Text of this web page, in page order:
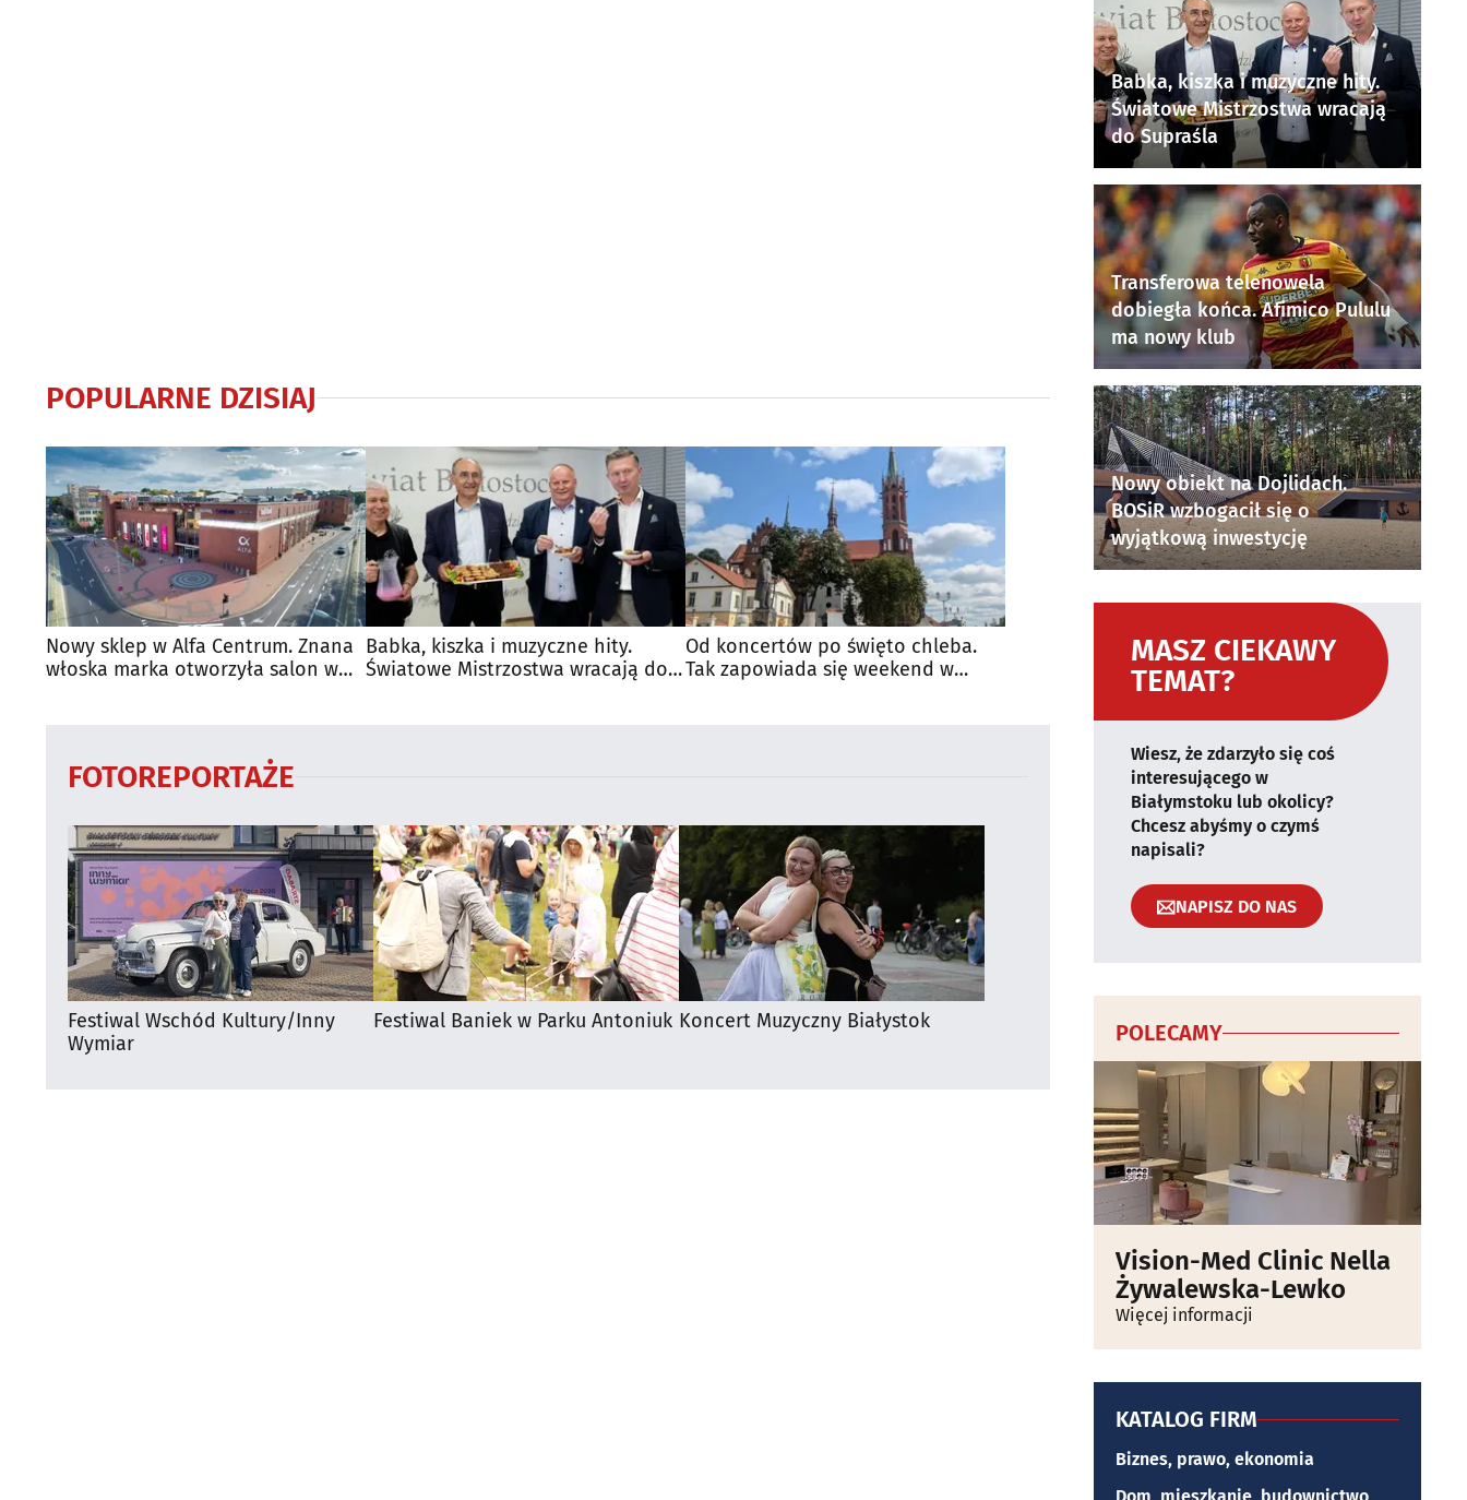
POPULARNE DZISIAJ
Nowy sklep w Alfa Centrum. Znana
włoska marka otworzyła salon w
Babka, kiszka i muzyczne hity.
Światowe Mistrzostwa wracają do
Od koncertów po święto chleba.
Tak zapowiada się weekend w
FOTOREPORTAŻE
Festiwal Wschód Kultury/Inny
Wymiar
Festiwal Baniek w Parku Antoniuk Koncert Muzyczny Białystok
Babka, kiszka i muzyczne hity.
Światowe Mistrzostwa wracają
do Supraśla
Transferowa telenowela
dobiegła końca. Afimico Pululu
ma nowy klub
Nowy obiekt na Dojlidach.
BOSiR wzbogacił się o
wyjątkową inwestycję
MASZ CIEKAWY
TEMAT?
Wiesz, że zdarzyło się coś
interesującego w
Białymstoku lub okolicy?
Chcesz abyśmy o czymś
napisali?
NAPISZ DO NAS
POLECAMY
Vision-Med Clinic Nella
Żywalewska-Lewko
Więcej informacji
KATALOG FIRM
Biznes, prawo, ekonomia